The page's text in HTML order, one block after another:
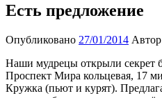
Есть предложение
Опубликовано 27/01/2014
Наши мудрецы открыли секрет
Проспект Мира кольцевая, 17
Кружка (пьют и курят).